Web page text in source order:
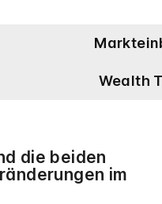
Wealth
die beiden
im